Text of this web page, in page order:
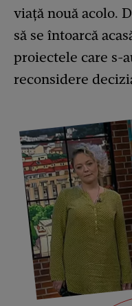
viață nouă acolo.
să se întoarcă
proiectele care s-
reconsidere